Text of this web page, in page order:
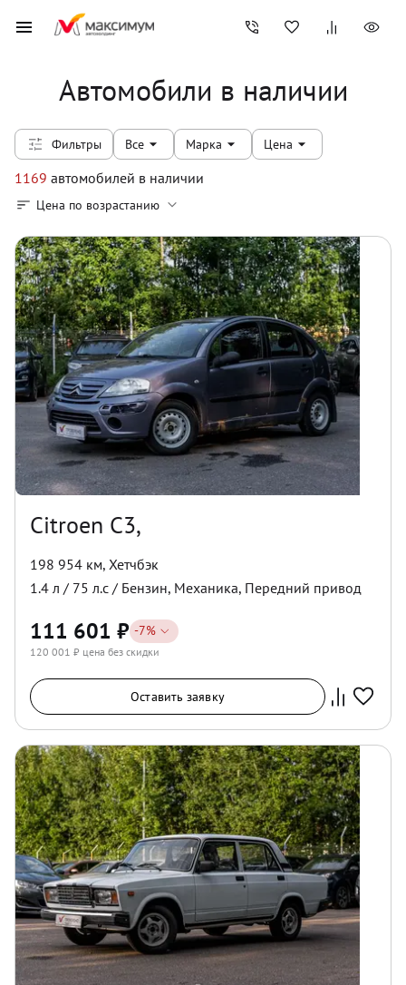
Автомобили в наличии
Фильтры Все Марка Цена
1169 автомобилей в наличии
Цена по возрастанию
Citroen C3,
198 954 км, Хетчбэк
1.4 л / 75 л.с / Бензин, Механика, Передний привод
111 601 ₽ -7%
120 001 ₽ цена без скидки
Оставить заявку